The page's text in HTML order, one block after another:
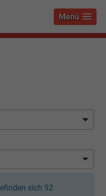
Menü
sich 92